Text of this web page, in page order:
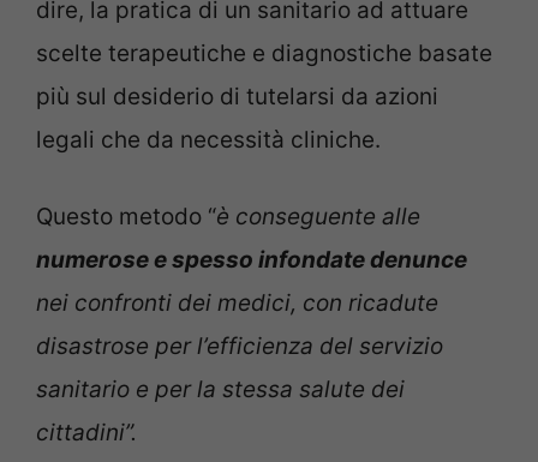
dire, la pratica di un sanitario ad attuare
scelte terapeutiche e diagnostiche basate
più sul desiderio di tutelarsi da azioni
legali che da necessità cliniche.
Questo metodo “è conseguente alle
numerose e spesso infondate denunce
nei confronti dei medici, con ricadute
disastrose per l’efficienza del servizio
sanitario e per la stessa salute dei
cittadini”.